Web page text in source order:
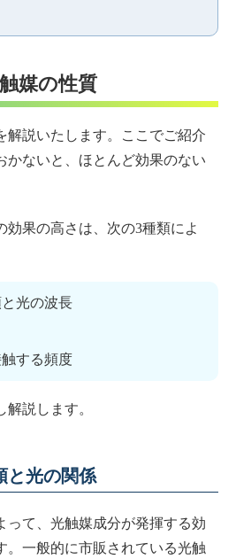
媒の性質
解説いたします。ここでご紹介
かないと、ほとんど効果のない
効果の高さは、次の3種類によ
光の波長
する頻度
説します。
と光の関係
って、光触媒成分が発揮する効
。一般的に市販されている光触